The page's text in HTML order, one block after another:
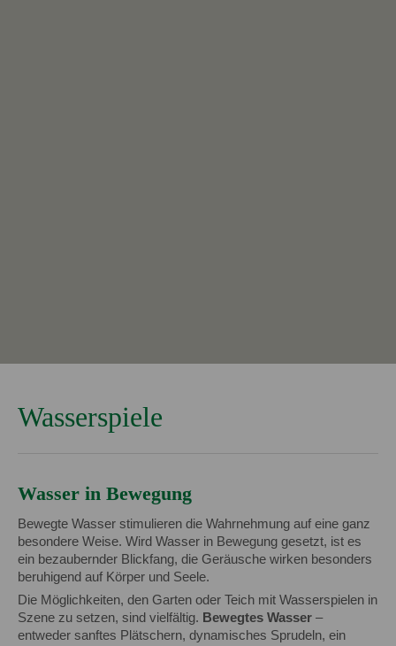
Wasserspiele
Wasser in Bewegung
Bewegte Wasser stimulieren die Wahrnehmung auf eine ganz
besondere Weise. Wird Wasser in Bewegung gesetzt, ist es
ein bezaubernder Blickfang, die Geräusche wirken besonders
beruhigend auf Körper und Seele.
Die Möglichkeiten, den Garten oder Teich mit Wasserspielen in
Szene zu setzen, sind vielfältig. Bewegtes Wasser –
entweder sanftes Plätschern, dynamisches Sprudeln, ein